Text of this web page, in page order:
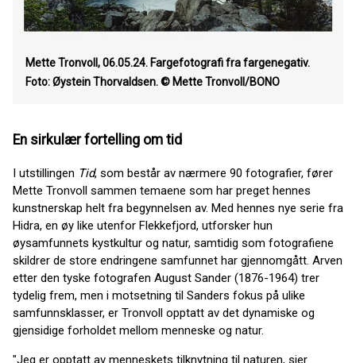
Mette Tronvoll, 06.05.24. Fargefotografi fra fargenegativ.
Foto: Øystein Thorvaldsen. © Mette Tronvoll/BONO
En sirkulær fortelling om tid
I utstillingen Tid, som består av nærmere 90 fotografier, fører
Mette Tronvoll sammen temaene som har preget hennes
kunstnerskap helt fra begynnelsen av. Med hennes nye serie fra
Hidra, en øy like utenfor Flekkefjord, utforsker hun
øysamfunnets kystkultur og natur, samtidig som fotografiene
skildrer de store endringene samfunnet har gjennomgått. Arven
etter den tyske fotografen August Sander (1876-1964) trer
tydelig frem, men i motsetning til Sanders fokus på ulike
samfunnsklasser, er Tronvoll opptatt av det dynamiske og
gjensidige forholdet mellom menneske og natur.
"Jeg er opptatt av menneskets tilknytning til naturen, sier